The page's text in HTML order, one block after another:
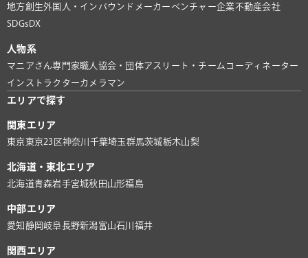
地方創生外国人・インバウンド メーカー ベンチャー企業不動産会社
SDGs DX
人物系
マニアさん専門家 職人 協会・団体アスリート・チーム コーディネーター
インストラクターカメラマン
エリアで探す
関東エリア
東京 東京23区神奈川 千葉埼玉群馬茨城栃木山梨
北海道・東北エリア
北海道青森岩手宮城秋田 山形福島
中部エリア
愛知 静岡 岐阜長野新潟富山石川 福井
関西エリア